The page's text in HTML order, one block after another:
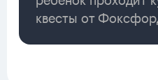
квесты от